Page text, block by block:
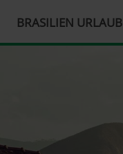
BRASILIEN URLAUB